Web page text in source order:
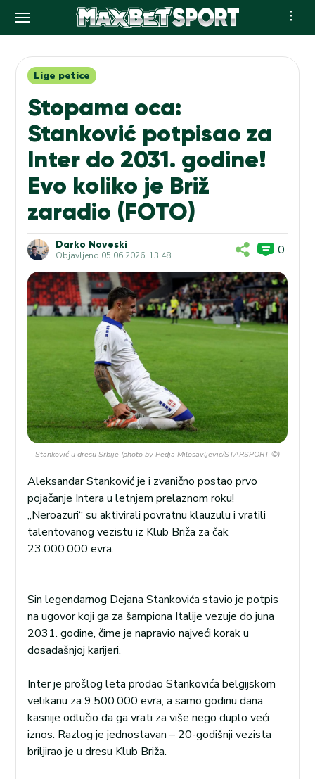
contentLige petice
Stopama oca:
Stanković potpisao za
Inter do 2031. godine!
Evo koliko je Briž
zaradio (FOTO)
Darko Noveski
Objavljeno 05.06.2026. 13:48 0
Stanković u dresu Srbije (photo by Pedja Milosavljevic/STARSPORT ©)
Aleksandar Stanković je i zvanično postao prvo
pojačanje Intera u letnjem prelaznom roku!
„Neroazuri“ su aktivirali povratnu klauzulu i vratili
talentovanog vezistu iz Klub Briža za čak
23.000.000 evra.
Sin legendarnog Dejana Stankovića stavio je potpis
na ugovor koji ga za šampiona Italije vezuje do juna
2031. godine, čime je napravio najveći korak u
dosadašnjoj karijeri.
Inter je prošlog leta prodao Stankovića belgijskom
velikanu za 9.500.000 evra, a samo godinu dana
kasnije odlučio da ga vrati za više nego duplo veći
iznos. Razlog je jednostavan – 20-godišnji vezista
briljirao je u dresu Klub Briža.